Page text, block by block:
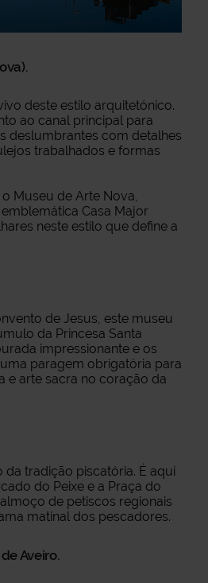
deste estilo arquitetónico.
ao canal principal para
deslumbrantes com detalhes
trabalhados e formas
Museu de Arte Nova,
Casa Major
neste estilo que define a
de Jesus, este museu
da Princesa Santa
impressionante e os
paragem obrigatória para
e arte sacra no coração da
da tradição piscatória. É aqui
do Peixe e a Praça do
de petiscos regionais
matinal dos pescadores.
Aveiro.